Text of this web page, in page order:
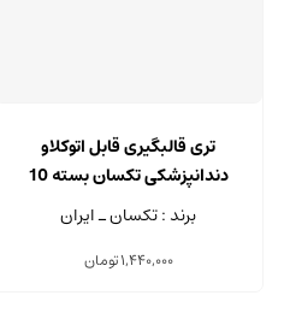
تری قالبگیری قابل اتوکلاو
دندانپزشکی تکسان بسته 10
عددی
برند : تکسان ـ ایران
1,440,000تومان